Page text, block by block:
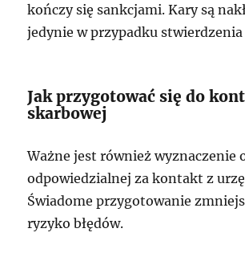
kończy się sankcjami. Kary są
jedynie w przypadku
Jak przygotować się do
skarbowej
Ważne jest również wyznaczenie
odpowiedzialnej za kontakt z
Świadome przygotowanie
ryzyko błędów.